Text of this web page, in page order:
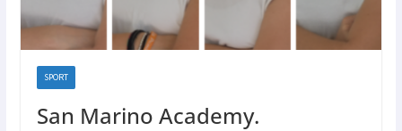
SPORT
San Marino Academy.